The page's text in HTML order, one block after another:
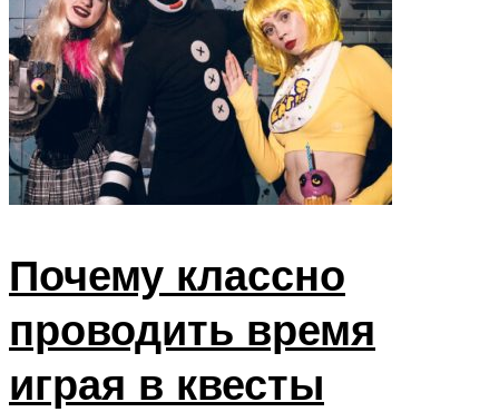
Почему классно
проводить время
играя в квесты